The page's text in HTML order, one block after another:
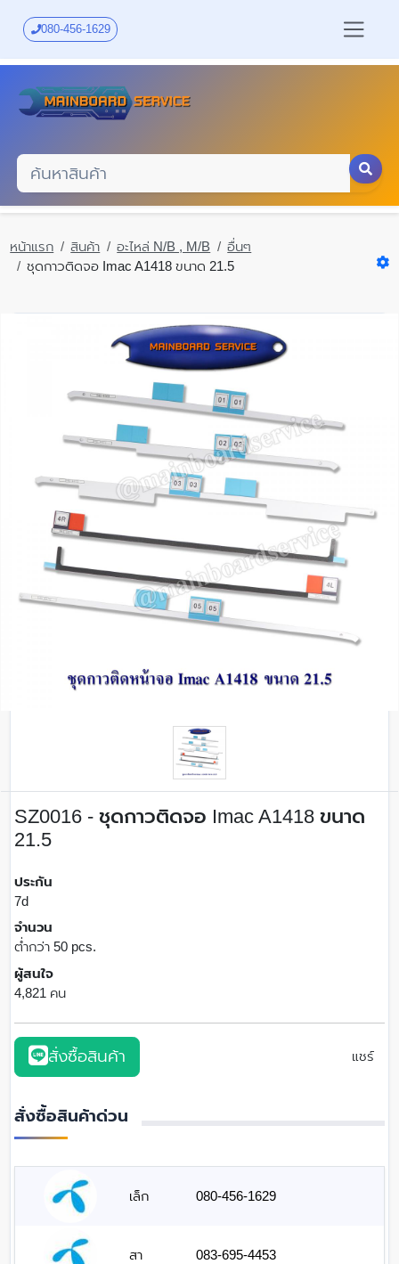
content
080-456-1629
หน้าแรก สินค้า อะไหล่ N/B , M/B
อื่นๆ
ชุดกาวติดจอ Imac A1418 ขนาด 21.5
SZ0016 - ชุดกาวติดจอ Imac A1418 ขนาด
21.5
ประกัน
7d
จำนวน
ต่ำกว่า 50 pcs.
ผู้สนใจ
4,821 คน
สั่งซื้อสินค้า แชร์
สั่งซื้อสินค้าด่วน
เล็ก 080-456-1629
สา 083-695-4453